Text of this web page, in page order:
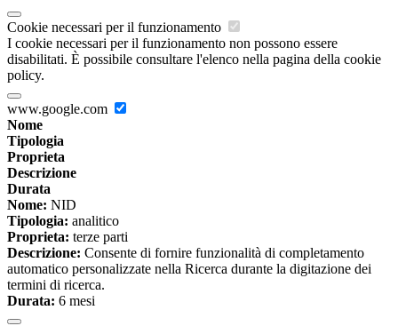
Cookie necessari per il funzionamento
I cookie necessari per il funzionamento non possono essere
disabilitati. È possibile consultare l'elenco nella pagina della cookie
policy.
www.google.com
Nome
Tipologia
Proprieta
Descrizione
Durata
Nome: NID
Tipologia: analitico
Proprieta: terze parti
Descrizione: Consente di fornire funzionalità di completamento
automatico personalizzate nella Ricerca durante la digitazione dei
termini di ricerca.
Durata: 6 mesi